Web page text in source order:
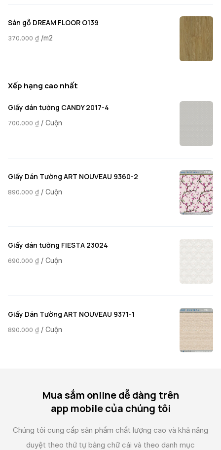
Sàn gỗ DREAM FLOOR O139
370.000 ₫ /m2
Xếp hạng cao nhất
Giấy dán tường CANDY 2017-4
700.000 ₫ / Cuộn
Giấy Dán Tường ART NOUVEAU 9360-2
890.000 ₫ / Cuộn
Giấy dán tường FIESTA 23024
690.000 ₫ / Cuộn
Giấy Dán Tường ART NOUVEAU 9371-1
890.000 ₫ / Cuộn
Mua sắm online dễ dàng trên
app mobile của chúng tôi
Chúng tôi cung cấp sản phẩm chất lượng cao và khả năng
duyệt theo thứ tự bảng chữ cái và theo danh mục